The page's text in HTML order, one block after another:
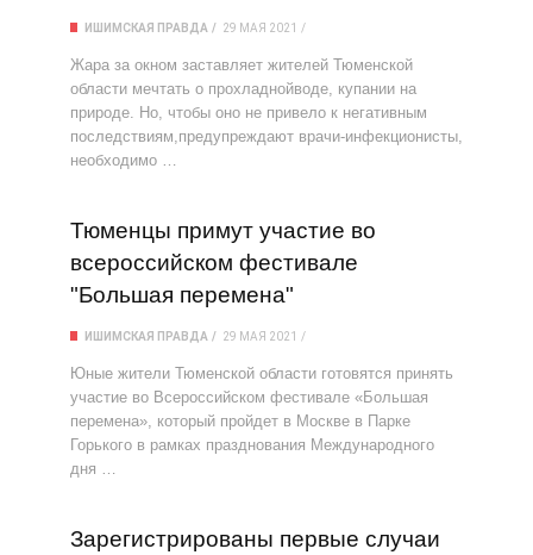
ИШИМСКАЯ ПРАВДА 29 МАЯ 2021
Жара за окном заставляет жителей Тюменской
области мечтать о прохладнойводе, купании на
природе. Но, чтобы оно не привело к негативным
последствиям,предупреждают врачи-инфекционисты,
необходимо …
Тюменцы примут участие во
всероссийском фестивале
"Большая перемена"
ИШИМСКАЯ ПРАВДА 29 МАЯ 2021
Юные жители Тюменской области готовятся принять
участие во Всероссийском фестивале «Большая
перемена», который пройдет в Москве в Парке
Горького в рамках празднования Международного
дня …
Зарегистрированы первые случаи